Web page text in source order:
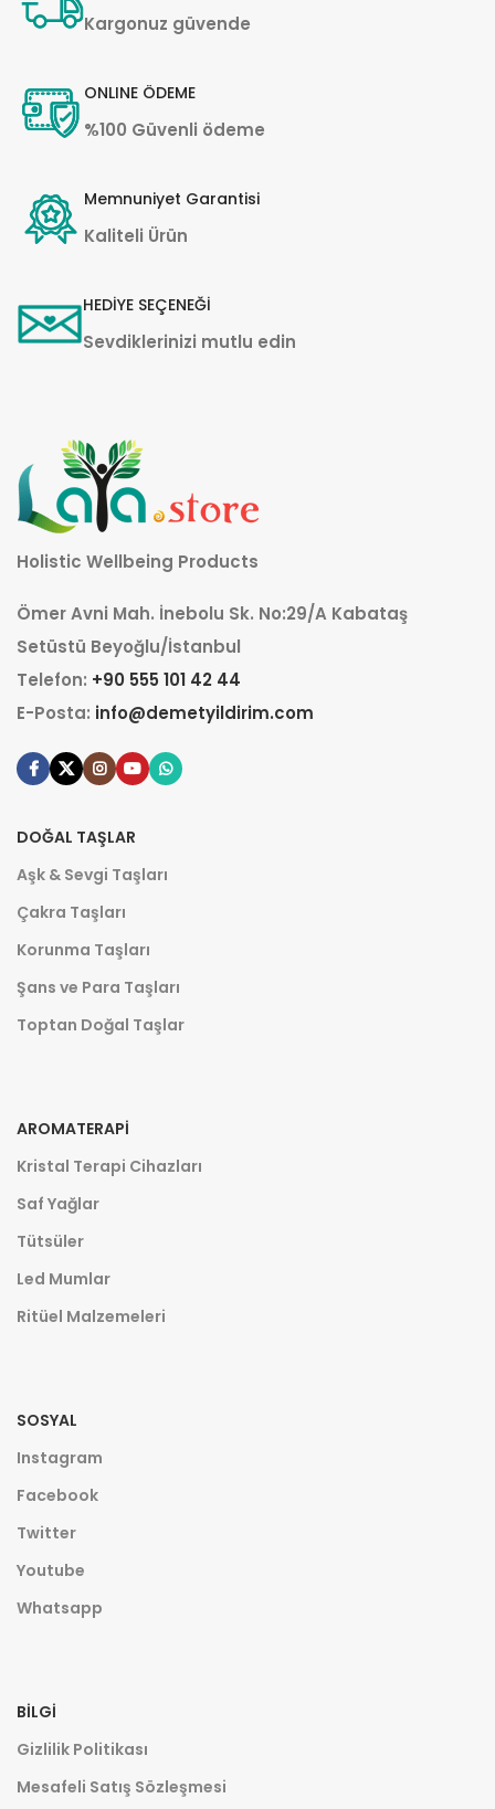
Kargonuz güvende
ONLINE ÖDEME
%100 Güvenli ödeme
Memnuniyet Garantisi
Kaliteli Ürün
HEDİYE SEÇENEĞİ
Sevdiklerinizi mutlu edin
Holistic Wellbeing Products
Ömer Avni Mah. İnebolu Sk. No:29/A Kabataş
Setüstü Beyoğlu/İstanbul
Telefon: +90 555 101 42 44
E-Posta: info@demetyildirim.com
DOĞAL TAŞLAR
Aşk & Sevgi Taşları
Çakra Taşları
Korunma Taşları
Şans ve Para Taşları
Toptan Doğal Taşlar
AROMATERAPI
Kristal Terapi Cihazları
Saf Yağlar
Tütsüler
Led Mumlar
Ritüel Malzemeleri
SOSYAL
Instagram
Facebook
Twitter
Youtube
Whatsapp
BILGI
Gizlilik Politikası
Mesafeli Satış Sözleşmesi